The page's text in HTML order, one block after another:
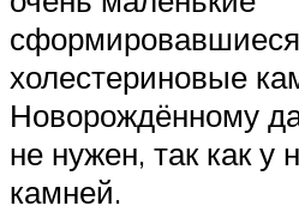
сформировавшиеся
холестериновые
Новорождённому
не нужен, так как у
камней.